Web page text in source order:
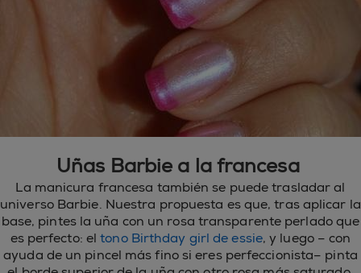
Uñas Barbie a la francesa
La manicura francesa también se puede trasladar al
universo Barbie. Nuestra propuesta es que, tras aplicar la
base, pintes la uña con un rosa transparente perlado que
es perfecto: eltono Birthday girl de essie, y luego – con
ayuda de un pincel más fino si eres perfeccionista– pinta